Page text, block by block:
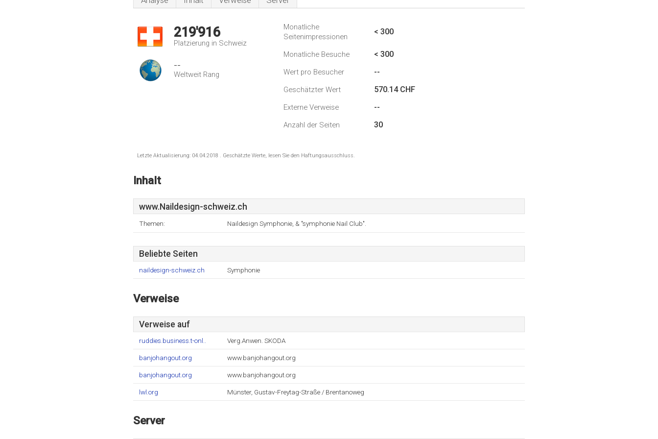
219'916
Platzierung in Schweiz
--
Weltweit Rang
Monatliche
Seitenimpressionen
< 300
Monatliche Besuche < 300
Wert pro Besucher --
Geschätzter Wert 570.14 CHF
Externe Verweise --
Anzahl der Seiten 30
Letzte Aktualisierung: 04.04.2018 . Geschätzte Werte, lesen Sie den Haftungsausschluss.
Inhalt
www.Naildesign-schweiz.ch
Themen: Naildesign Symphonie, & "symphonie Nail Club".
Beliebte Seiten
naildesign-schweiz.ch Symphonie
Verweise
Verweise auf
ruddies.business.t-onl.. Verg.Anwen. SKODA
banjohangout.org www.banjohangout.org
banjohangout.org www.banjohangout.org
lwl.org Münster, Gustav-Freytag-Straße / Brentanoweg
Server